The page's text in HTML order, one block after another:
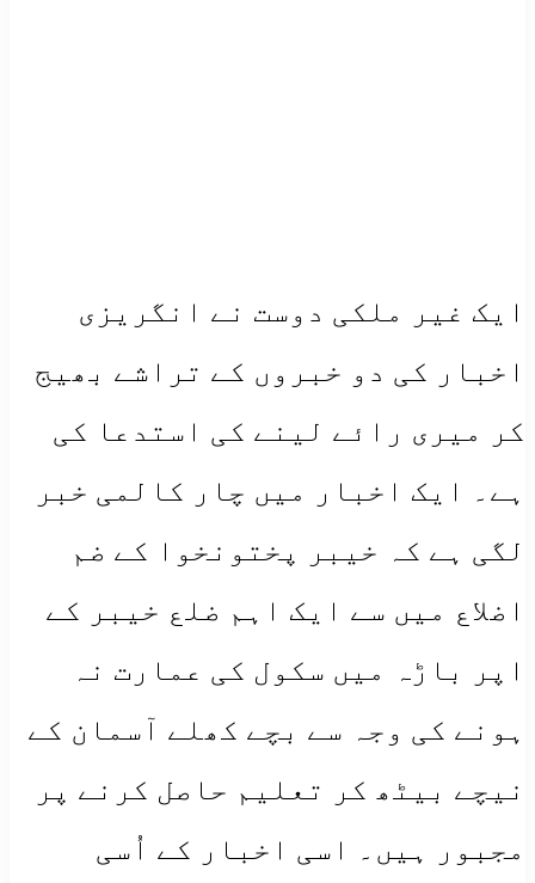
ایک غیر ملکی دوست نے انگریزی
اخبار کی دو خبروں کے تراشے بھیج
کر میری رائے لینے کی استدعا کی
ہے۔ ایک اخبار میں چار کالمی خبر
لگی ہے کہ خیبر پختونخوا کے ضم
اضلاع میں سے ایک اہم ضلع خیبر کے
اپر باڑہ میں سکول کی عمارت نہ
ہونے کی وجہ سے بچے کھلے آسمان کے
نیچے بیٹھ کر تعلیم حاصل کرنے پر
مجبور ہیں۔ اسی اخبار کے اُسی